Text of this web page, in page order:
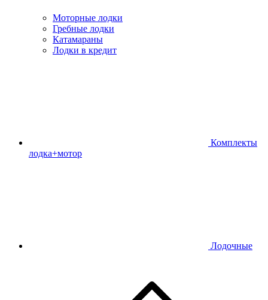
Моторные лодки
Гребные лодки
Катамараны
Лодки в кредит
Комплекты
лодка+мотор
Лодочные